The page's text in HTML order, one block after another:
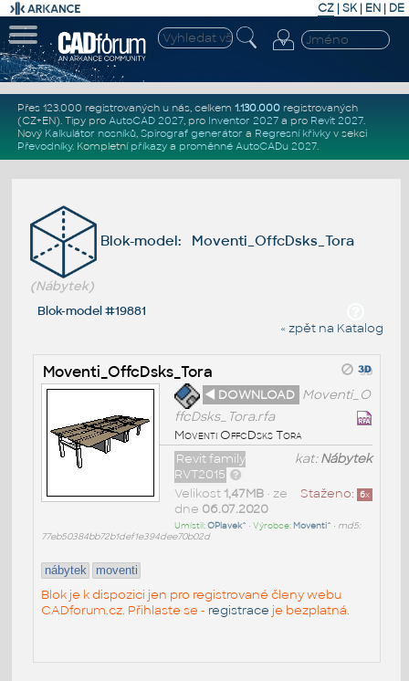
CZ | SK| EN | DE
Přes 123.000 registrovaných u nás, celkem 1.130.000registrovaných
(CZ+EN). Tipy pro AutoCAD 2027, pro Inventor 2027a pro Revit 2027.
Nový Kalkulátor nosníků, Spirograf generátor a Regresní křivkyv sekci
Převodníky. Kompletní příkazya proměnné AutoCADu 2027.
Blok-model: Moventi_OffcDsks_Tora
(Nábytek)
Blok-model #19881
« zpět na Katalog
Moventi_OffcDsks_Tora
◄ DOWNLOAD Moventi_O
ffcDsks_Tora.rfa
Moventi OffcDsks Tora
kat:Nábytek
Revit family
RVT2015
Staženo: 6x
Velikost 1,47MB• ze
dne 06.07.2020
Umístil:OPlavek^ • Výrobce: Moventi^ • md5:
77eb50384bb72b1def1e394dee70b02d
nábytek moventi
Blok je k dispozici jen pro registrované členy webu
CADforum.cz. Přihlaste se - registrace je bezplatná.